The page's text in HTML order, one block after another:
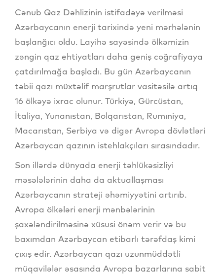
Cənub Qaz Dəhlizinin istifadəyə verilməsi
Azərbaycanın enerji tarixində yeni mərhələnin
başlanğıcı oldu. Layihə sayəsində ölkəmizin
zəngin qaz ehtiyatları daha geniş coğrafiyaya
çatdırılmağa başladı. Bu gün Azərbaycanın
təbii qazı müxtəlif marşrutlar vasitəsilə artıq
16 ölkəyə ixrac olunur. Türkiyə, Gürcüstan,
İtaliya, Yunanıstan, Bolqarıstan, Rumıniya,
Macarıstan, Serbiya və digər Avropa dövlətləri
Azərbaycan qazının istehlakçıları sırasındadır.
Son illərdə dünyada enerji təhlükəsizliyi
məsələlərinin daha da aktuallaşması
Azərbaycanın strateji əhəmiyyətini artırıb.
Avropa ölkələri enerji mənbələrinin
şaxələndirilməsinə xüsusi önəm verir və bu
baxımdan Azərbaycan etibarlı tərəfdaş kimi
çıxış edir. Azərbaycan qazı uzunmüddətli
müqavilələr əsasında Avropa bazarlarına sabit